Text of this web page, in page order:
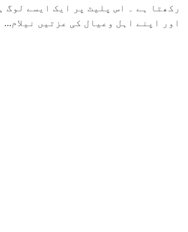
رکھتا ہے ۔ اس پلیٹ پر ایک ایسے لوگ
اور اپنے اہل وعیال کی عزتیں نیلام...